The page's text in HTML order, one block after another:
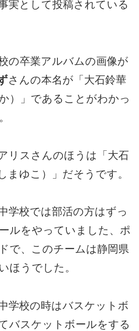
実として投稿されている
の卒業アルバムの画像が
さんの本名が「大石鈴華
）」であることがわかっ
リスさんのほうは「大石
まゆこ）」だそうです。
学校では部活の方はずっ
ルをやっていました、ポ
で、このチームは静岡県
ほうでした。
学校の時はバスケットボ
バスケットボールをする